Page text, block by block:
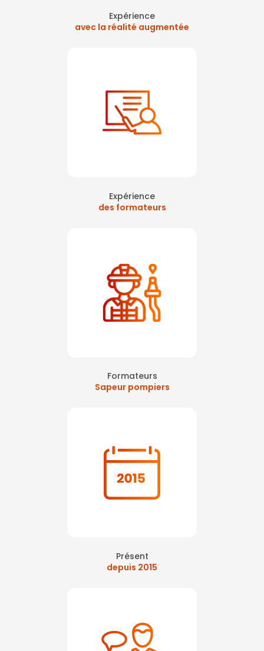
Expérience
avec la réalité augmentée
Expérience
des formateurs
Formateurs
Sapeur pompiers
Présent
depuis 2015